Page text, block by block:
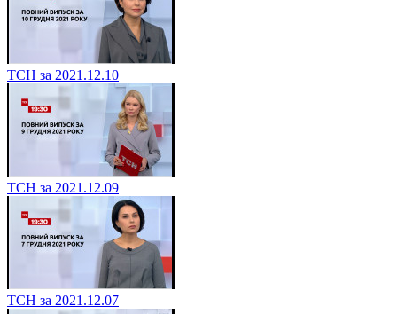
ТСН за 2021.12.10
ТСН за 2021.12.09
ТСН за 2021.12.07